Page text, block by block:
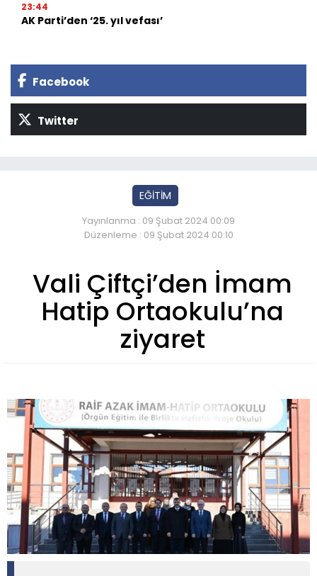
23:44
AK Parti’den ‘25. yıl vefası’
Facebook
Twitter
EĞİTİM
Yayınlanma : 09 Şubat 2024 00:09
Düzenleme : 09 Şubat 2024 00:10
Vali Çiftçi’den İmam
Hatip Ortaokulu’na
ziyaret